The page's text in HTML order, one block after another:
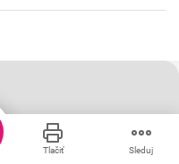
Tlačiť Sleduj